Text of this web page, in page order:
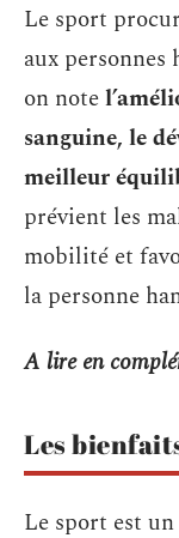
Le sport
aux personnes
on note
sanguine, le
meilleur
prévient les
mobilité et
la personne
A lire en
Les
Le sport est